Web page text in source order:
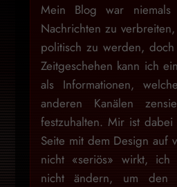
Mein Blog war niemals
Nachrichten zu
politisch zu werden,
Zeitgeschehen kann ich
als Informationen,
anderen Kanälen
festzuhalten. Mir ist
Seite mit dem Design auf
nicht «seriös» wirkt,
nicht ändern, um den